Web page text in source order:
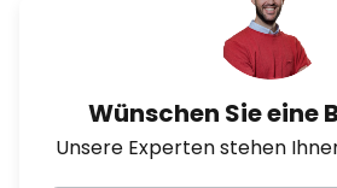
Wünschen Sie eine
Unsere Experten stehen